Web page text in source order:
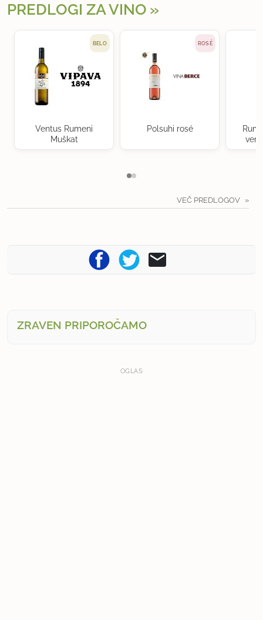
PREDLOGI ZA VINO
BELO
Ventus Rumeni
Muškat
ROSÉ
Polsuhi rosé
VEČ PREDLOGOV
ZRAVEN PRIPOROČAMO
OGLAS